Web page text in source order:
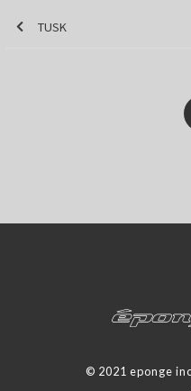
TUSK
© 2021 eponge